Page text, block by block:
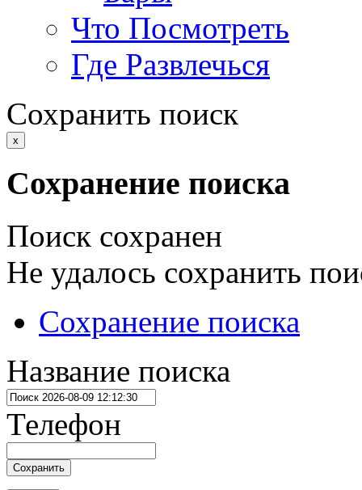
Что Посмотреть
Где Развлечься
Сохранить поиск
x
Сохранение поиска
Поиск сохранен
Не удалось сохранить
Сохранение поиска
Название поиска
Телефон
Сохранить